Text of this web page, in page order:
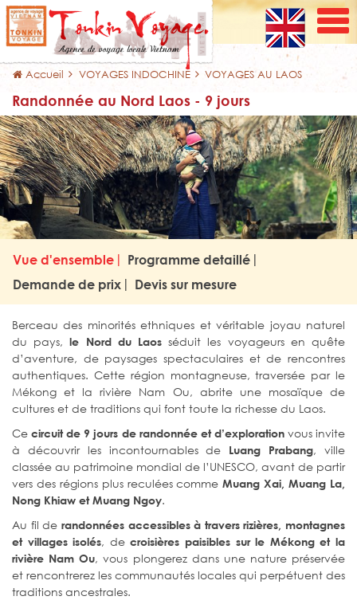
Accueil VOYAGES INDOCHINE VOYAGES AU LAOS
Randonnée au Nord Laos - 9 jours
Vue d'ensemble
Programme detaillé
Demande de prix
Devis sur mesure
Berceau des minorités ethniques et véritable joyau naturel
du pays,le Nord du Laos séduit les voyageurs en quête
d’aventure, de paysages spectaculaires et de rencontres
authentiques. Cette région montagneuse, traversée par le
Mékong et la rivière Nam Ou, abrite une mosaïque de
cultures et de traditions qui font toute la richesse du Laos.
Cecircuit de 9 jours de randonnée et d’explorationvous invite
à découvrir les incontournables de
Luang Prabang, ville
classée au patrimoine mondial de l’UNESCO, avant de partir
vers des régions plus reculées commeMuang Xai, Muang La,
Nong Khiaw et Muang Ngoy.
Au fil de randonnées accessibles à travers rizières, montagnes
et villages isolés, decroisières paisibles sur le Mékong et la
rivière Nam Ou, vous plongerez dans une nature préservée
et rencontrerez les communautés locales qui perpétuent des
traditions ancestrales.